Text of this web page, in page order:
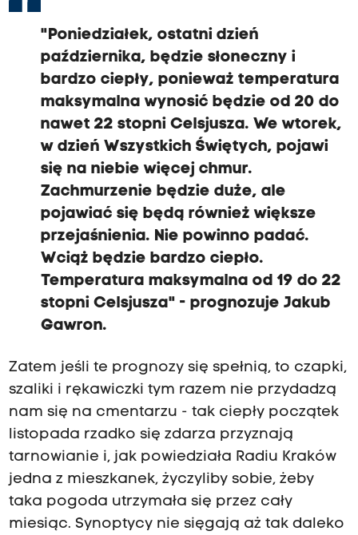
"Poniedziałek, ostatni dzień
października, będzie słoneczny i
bardzo ciepły, ponieważ temperatura
maksymalna wynosić będzie od 20 do
nawet 22 stopni Celsjusza. We wtorek,
w dzień Wszystkich Świętych, pojawi
się na niebie więcej chmur.
Zachmurzenie będzie duże, ale
pojawiać się będą również większe
przejaśnienia. Nie powinno padać.
Wciąż będzie bardzo ciepło.
Temperatura maksymalna od 19 do 22
stopni Celsjusza" - prognozuje Jakub
Gawron.
Zatem jeśli te prognozy się spełnią, to czapki,
szaliki i rękawiczki tym razem nie przydadzą
nam się na cmentarzu - tak ciepły początek
listopada rzadko się zdarza przyznają
tarnowianie i, jak powiedziała Radiu Kraków
jedna z mieszkanek, życzyliby sobie, żeby
taka pogoda utrzymała się przez cały
miesiąc. Synoptycy nie sięgają aż tak daleko